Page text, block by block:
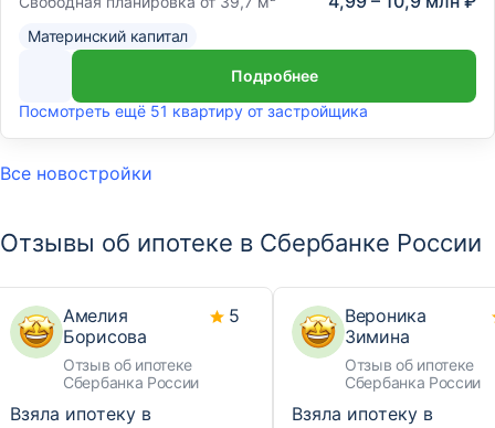
Все новостройки
Материнский капитал
Подробнее
Посмотреть ещё 51 квартиру от застройщика
Отзывы об ипотеке в Сбербанке России
Амелия
Борисова
Отзыв об ипотеке
Сбербанка России
5
Взяла ипотеку в
Вероника
Зимина
Отзыв об ипотеке
Сбербанка России
Взяла ипотеку в